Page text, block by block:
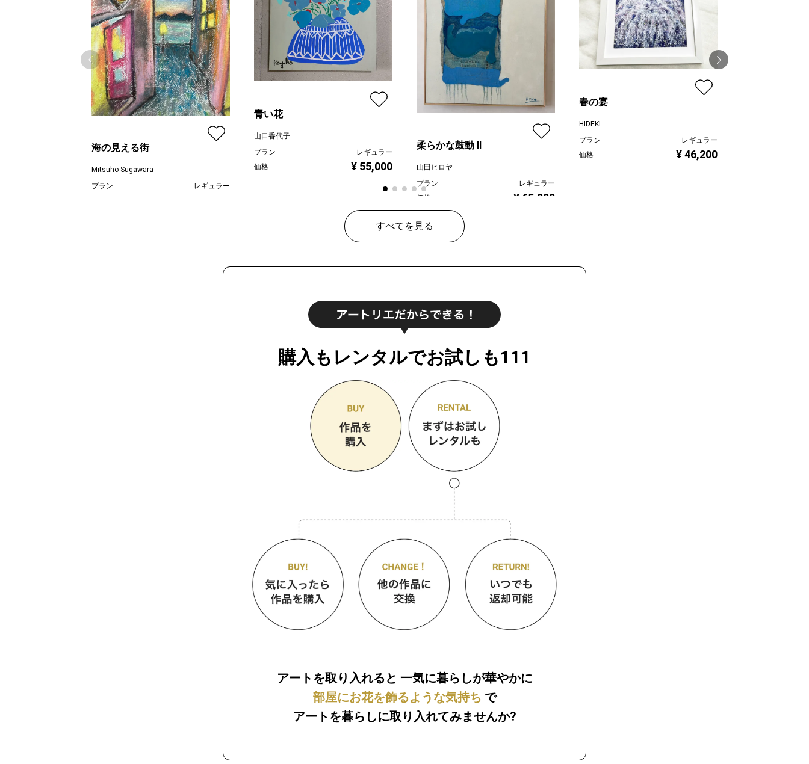
海の見える街
Mitsuho Sugawara
プラン
レギュラー
青い花
山口香代子
プラン
レギュラー
価格
¥ 55,000
柔らかな鼓動 Ⅱ
山田ヒロヤ
プラン
レギュラー
価格
¥ 65,000
春の宴
HIDEKI
プラン
レギュラー
価格
¥ 46,200
すべてを見る
購入もレンタルでお試しも111
アートを取り入れると 一気に暮らしが華やかに
部屋にお花を飾るような気持ち で
アートを暮らしに取り入れてみませんか?